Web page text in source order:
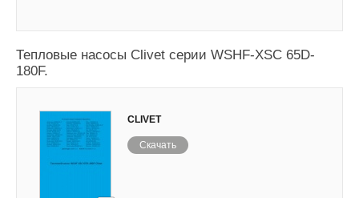
Тепловые насосы Clivet серии WSHF-XSC 65D-
180F.
CLIVET
Скачать